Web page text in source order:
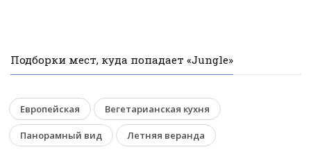
Подборки мест, куда попадает «Jungle»
Европейская Вегетарианская кухня
Панорамный вид Летняя веранда